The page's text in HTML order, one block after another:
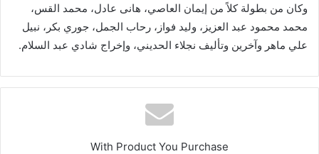
وكان من بطولة كلاً من إيمان العاصي، هانى عادل، محمد القس،
محمد محمود عبد العزيز، وليد فواز، رحاب الجمل، جوري بكر، نبيل
علي ماهر وآخرين وتأليف نجلاء الحديني، وإخراج شادي عبد السلام.
With Product You Purchase